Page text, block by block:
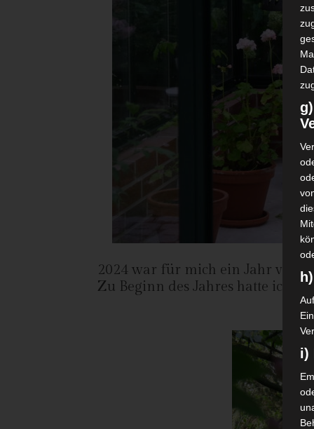
2024 war für mich ein Jahr
Zu Beginn des Jahres hatte ich
i)